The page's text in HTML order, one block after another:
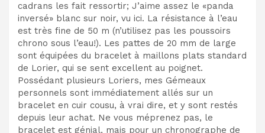
cadrans les fait ressortir; J’aime assez le «panda
inversé» blanc sur noir, vu ici. La résistance à l’eau
est très fine de 50 m (n’utilisez pas les poussoirs
chrono sous l’eau!). Les pattes de 20 mm de large
sont équipées du bracelet à maillons plats standard
de Lorier, qui se sent excellent au poignet.
Possédant plusieurs Loriers, mes Gémeaux
personnels sont immédiatement allés sur un
bracelet en cuir cousu, à vrai dire, et y sont restés
depuis leur achat. Ne vous méprenez pas, le
bracelet est génial, mais pour un chronographe de